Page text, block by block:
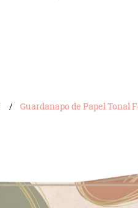
Guardanapo de Papel Tonal